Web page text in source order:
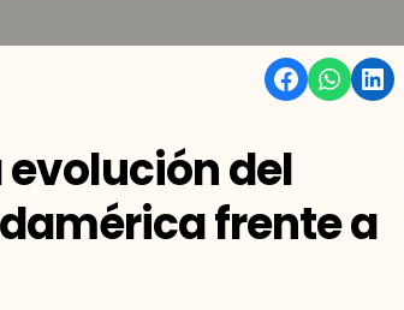
Facebook WhatsApp Linkedin
del
frente a